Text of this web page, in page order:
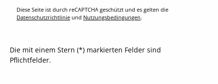
Diese Seite ist durch reCAPTCHA geschützt und es gelten die
Datenschutzrichtlinie und Nutzungsbedingungen.
Die mit einem Stern (*) markierten Felder sind
Pflichtfelder.